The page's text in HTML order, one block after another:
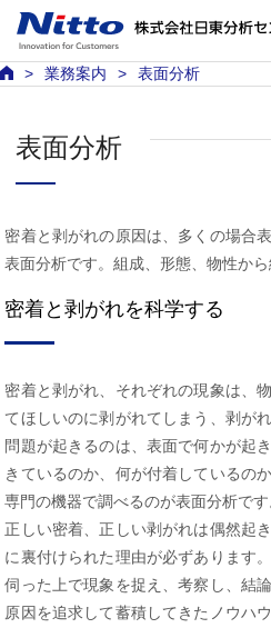
業務案内 表面分析
表面分析
密着と剥がれの原因は、多くの場合
表面分析です。組成、形態、物性か
密着と剥がれを科学する
密着と剥がれ、それぞれの現象は、
てほしいのに剥がれてしまう、剥が
問題が起きるのは、表面で何かが起
きているのか、何が付着しているの
専門の機器で調べるのが表面分析です
正しい密着、正しい剥がれは偶然起
に裏付けられた理由が必ずあります
伺った上で現象を捉え、考察し、結
原因を追求して蓄積してきたノウハ